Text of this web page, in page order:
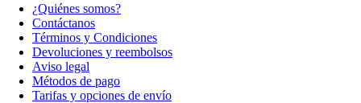
¿Quiénes somos?
Contáctanos
Términos y Condiciones
Devoluciones y reembolsos
Aviso legal
Métodos de pago
Tarifas y opciones de envío